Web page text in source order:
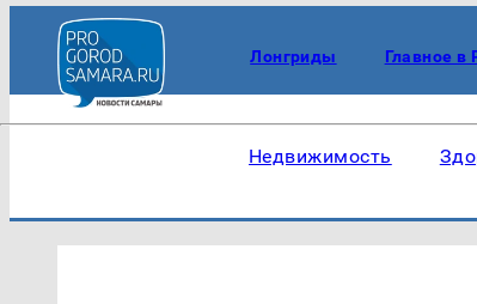
Лонгриды Главное в
Недвижимость